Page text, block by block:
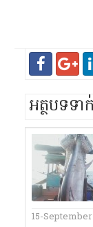
អត្ថបទទ
15-